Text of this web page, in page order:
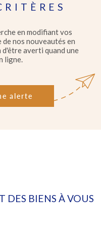
GÉRER
en modifiant vos
nos nouveautés en
averti quand une
ligne.
alerte
DES BIENS À VOUS
SUPPLÉMENTAIRES
Parking